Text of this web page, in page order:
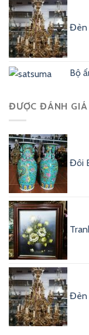
Đèn
Bộ
ĐƯỢC ĐÁNH GIÁ
Đôi
Đèn